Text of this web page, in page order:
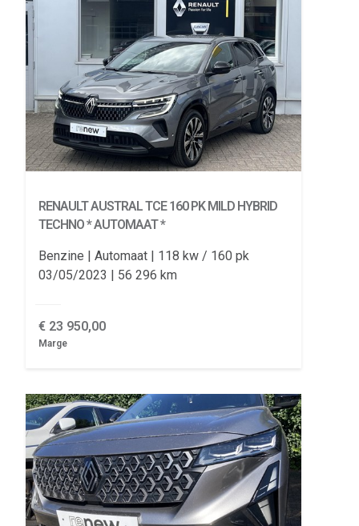
RENAULT AUSTRALTCE 160 PK MILD HYBRID
TECHNO * AUTOMAAT *
Benzine Automaat
118 kw / 160 pk
03/05/2023
56 296 km
€ 23 950,00
Marge